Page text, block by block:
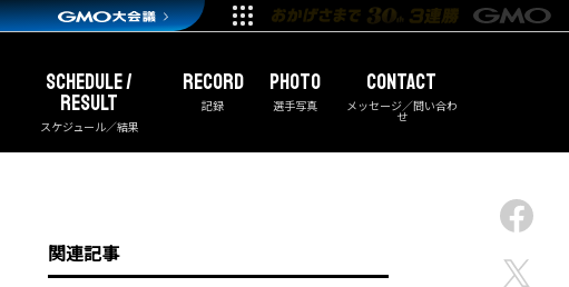
SCHEDULE /
RESULT
スケジュール／結果
RECORD
記録
PHOTO
選手写真
CONTACT
メッセージ／問い合わ
せ
関連記事